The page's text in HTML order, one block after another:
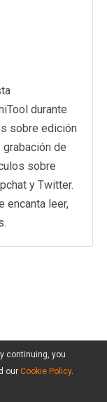
durante
sobre edición
de
sobre
y Twitter.
encanta leer,
continuing, you
our Cookie Policy.